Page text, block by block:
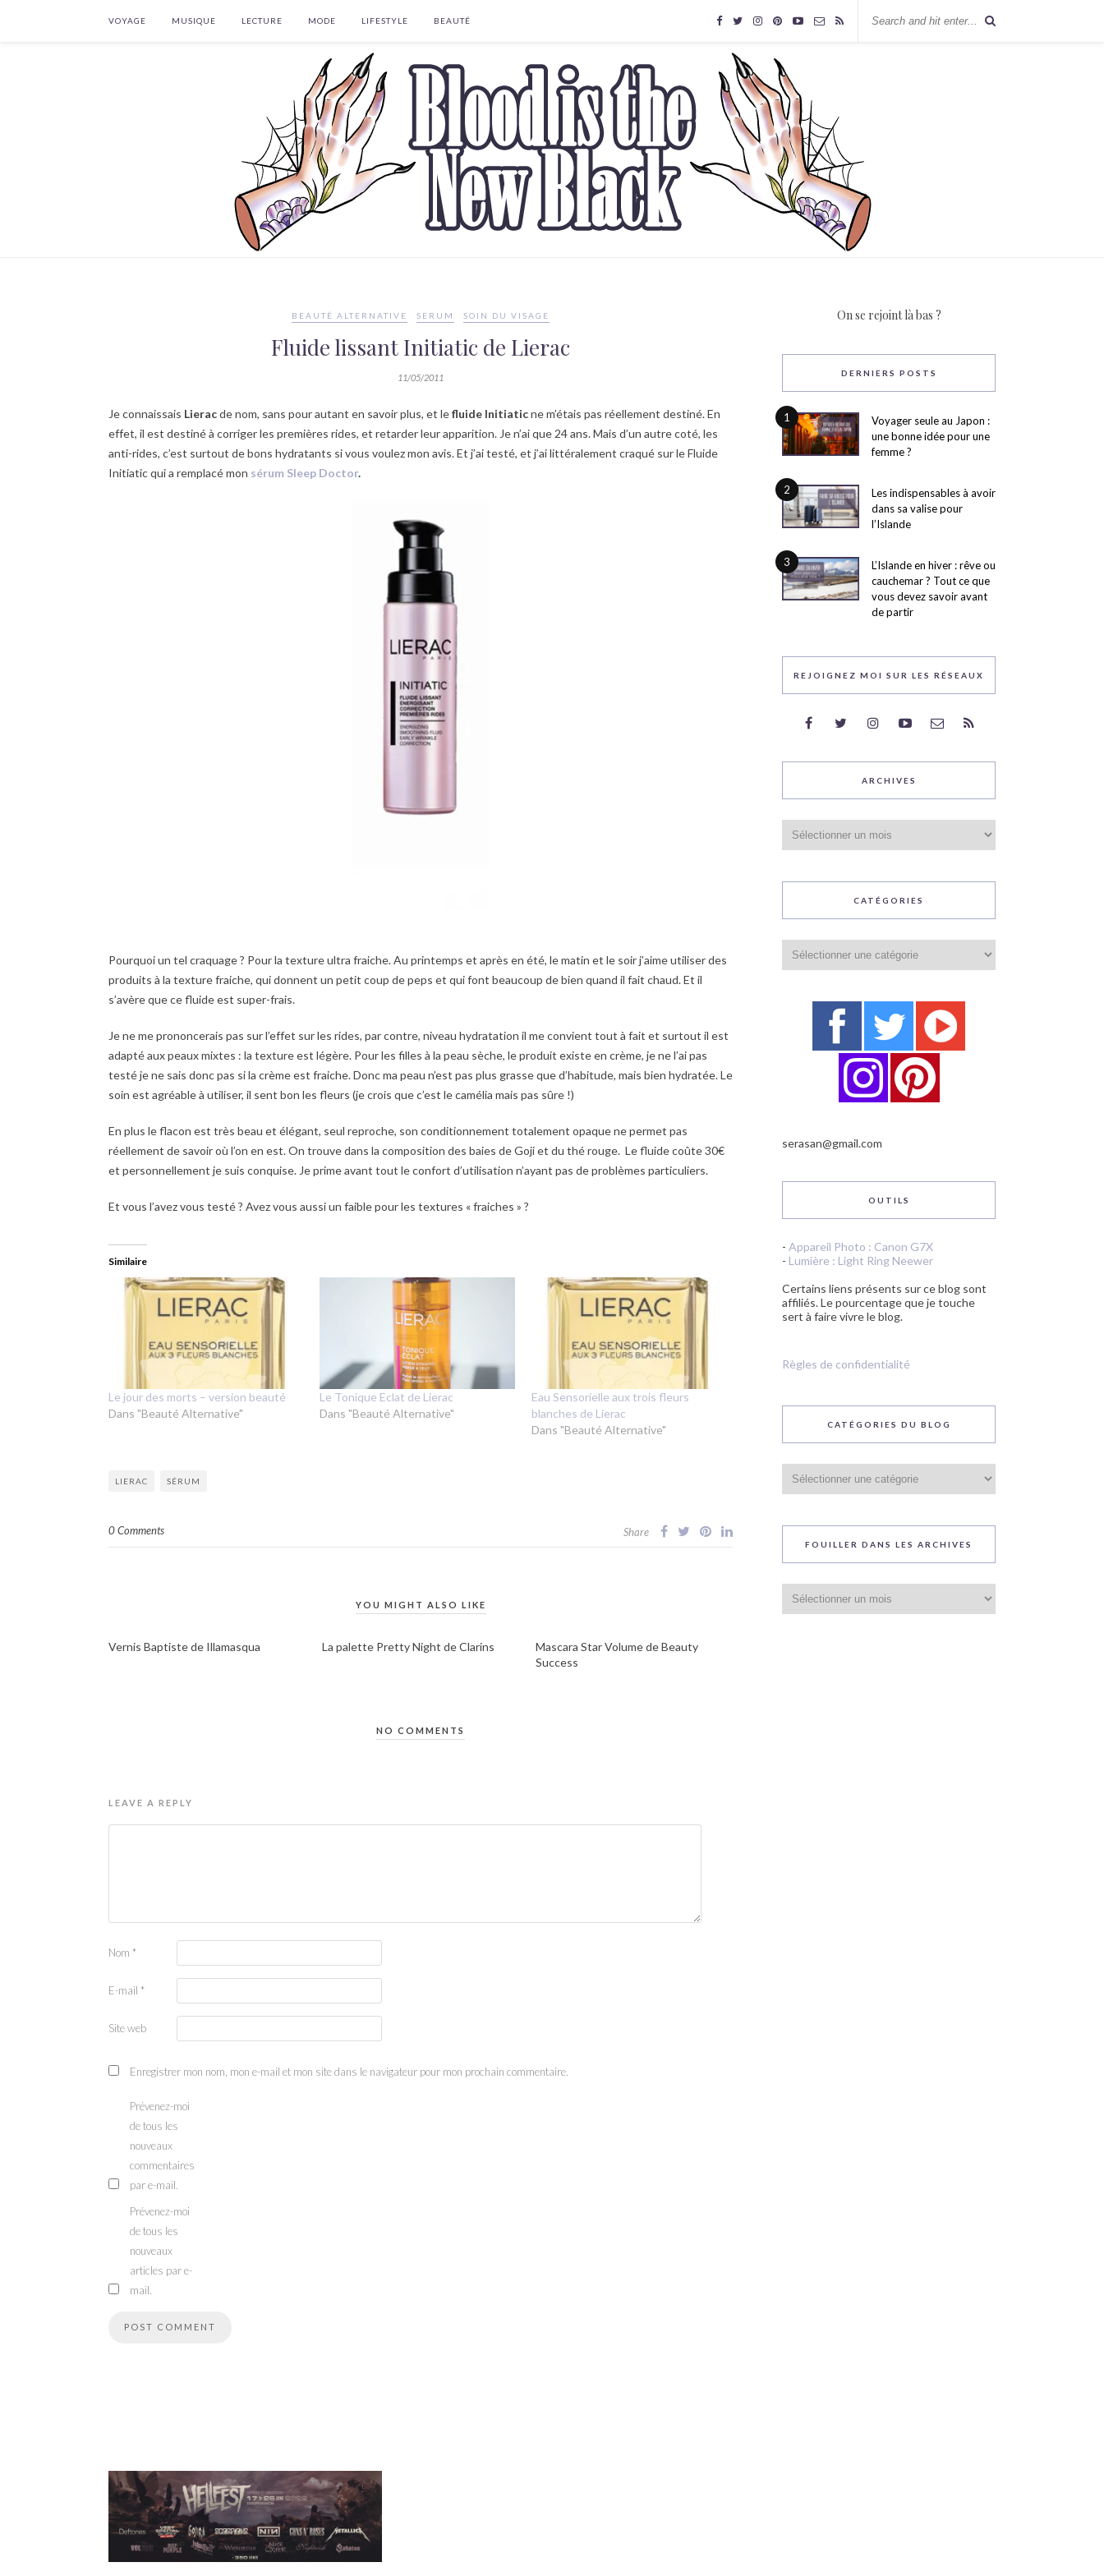
VOYAGE MUSIQUE LECTURE MODE LIFESTYLE BEAUTÉ
BEAUTÉ ALTERNATIVE SERUM SOIN DU VISAGE
Fluide lissant Initiatic de Lierac
11/05/2011
Je connaissais Lieracde nom, sans pour autant en savoir plus, et lefluide Initiaticne m’étais pas réellement destiné. En
effet, il est destiné à corriger les premières rides, et retarder leur apparition. Je n’ai que 24 ans. Mais d’un autre coté, les
anti-rides, c’est surtout de bons hydratants si vous voulez mon avis. Et j’ai testé, et j’ai littéralement craqué sur le Fluide
Initiatic qui a remplacé mon sérum Sleep Doctor.
Pourquoi un tel craquage ? Pour la texture ultra fraiche. Au printemps et après en été, le matin et le soir j’aime utiliser des
produits à la texture fraiche, qui donnent un petit coup de peps et qui font beaucoup de bien quand il fait chaud. Et il
s’avère que ce fluide est super-frais.
Je ne me prononcerais pas sur l’effet sur les rides, par contre, niveau hydratation il me convient tout à fait et surtout il est
adapté aux peaux mixtes : la texture est légère. Pour les filles à la peau sèche, le produit existe en crème, je ne l’ai pas
testé je ne sais donc pas si la crème est fraiche. Donc ma peau n’est pas plus grasse que d’habitude, mais bien hydratée. Le
soin est agréable à utiliser, il sent bon les fleurs (je crois que c’est le camélia mais pas sûre !)
En plus le flacon est très beau et élégant, seul reproche, son conditionnement totalement opaque ne permet pas
réellement de savoir où l’on en est. On trouve dans la composition des baies de Goji et du thé rouge. Le fluide coûte 30€
et personnellement je suis conquise. Je prime avant tout le confort d’utilisation n’ayant pas de problèmes particuliers.
Et vous l’avez vous testé ? Avez vous aussi un faible pour les textures « fraiches » ?
Similaire
Le jour des morts – version beauté
Dans "Beauté Alternative"
Le Tonique Eclat de Lierac
Dans "Beauté Alternative"
Eau Sensorielle aux trois fleurs
blanches de Lierac
Dans "Beauté Alternative"
LIERAC SÉRUM
0 Comments Share
YOU MIGHT ALSO LIKE
Vernis Baptiste de Illamasqua La palette Pretty Night de Clarins
Mascara Star Volume de Beauty
Success
NO COMMENTS
LEAVE A REPLY
Nom *
E-mail *
Site web
Enregistrer mon nom, mon e-mail et mon site dans le navigateur pour mon prochain commentaire.
Prévenez-moi
de tous les
nouveaux
commentaires
par e-mail.
Prévenez-moi
de tous les
nouveaux
articles par e-
mail.
On se rejoint là bas ?
DERNIERS POSTS
1
Voyager seule au Japon :
une bonne idée pour une
femme ?
2
Les indispensables à avoir
dans sa valise pour
l’Islande
3
L’Islande en hiver : rêve ou
cauchemar ? Tout ce que
vous devez savoir avant
de partir
REJOIGNEZ MOI SUR LES RÉSEAUX
ARCHIVES
CATÉGORIES
serasan@gmail.com
OUTILS
- Appareil Photo : Canon G7X
- Lumière : Light Ring Neewer
Certains liens présents sur ce blog sont
affiliés. Le pourcentage que je touche
sert à faire vivre le blog.
Règles de confidentialité
CATÉGORIES DU BLOG
du
blog
FOUILLER DANS LES ARCHIVES
dans
les